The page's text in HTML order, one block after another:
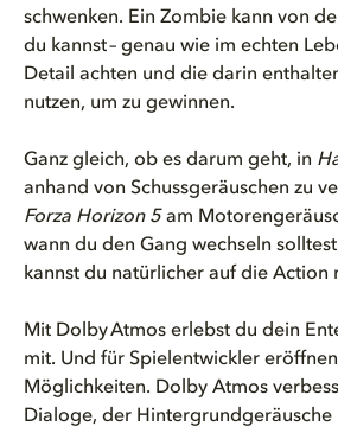
schwenken. Ein Zombie kann von
du kannst – genau wie im echten
Detail achten und die darin
nutzen, um zu gewinnen.
Ganz gleich, ob es darum geht, in
anhand von Schussgeräuschen zu
Forza Horizon 5 am
wann du den Gang wechseln
kannst du natürlicher auf die Action
Mit Dolby Atmos erlebst du dein
mit. Und für Spielentwickler
Möglichkeiten. Dolby Atmos
Dialoge, der Hintergrundgeräusche